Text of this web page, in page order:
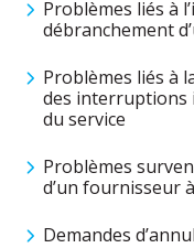
Problèmes liés à
débranchement
Problèmes liés à
des interruptions
du service
Problèmes
d’un fournisseur
Demandes